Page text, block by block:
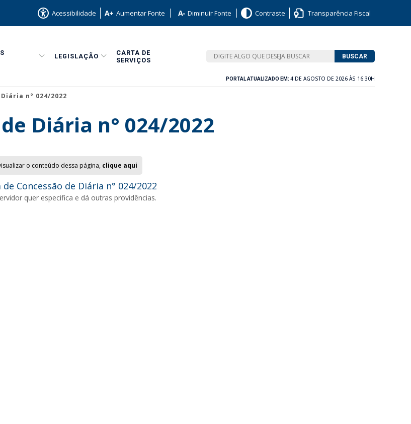
Acessibilidade Aumentar Fonte Diminuir Fonte Contraste Transparência Fiscal
LEGISLAÇÃO
CARTA DE
SERVIÇOS
BUSCAR
PORTAL ATUALIZADO EM: 4 DE AGOSTO DE 2026 ÀS 16:30H
n° 024/2022
Diária n° 024/2022
o conteúdo dessa página, clique aqui
Concessão de Diária n° 024/2022
quer especifica e dá outras providências.